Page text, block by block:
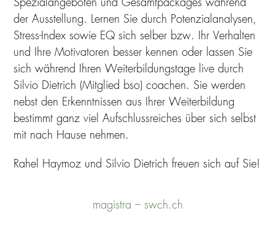
Spezialangeboten und Gesamtpackages während
der Ausstellung. Lernen Sie durch Potenzialanalysen,
Stress-Index sowie EQ sich selber bzw. Ihr Verhalten
und Ihre Motivatoren besser kennen oder lassen Sie
sich während Ihren Weiterbildungstage live durch
Silvio Dietrich (Mitglied bso) coachen. Sie werden
nebst den Erkenntnissen aus Ihrer Weiterbildung
bestimmt ganz viel Aufschlussreiches über sich selbst
mit nach Hause nehmen.
Rahel Haymoz und Silvio Dietrich freuen sich auf Sie!
magistra – swch.ch